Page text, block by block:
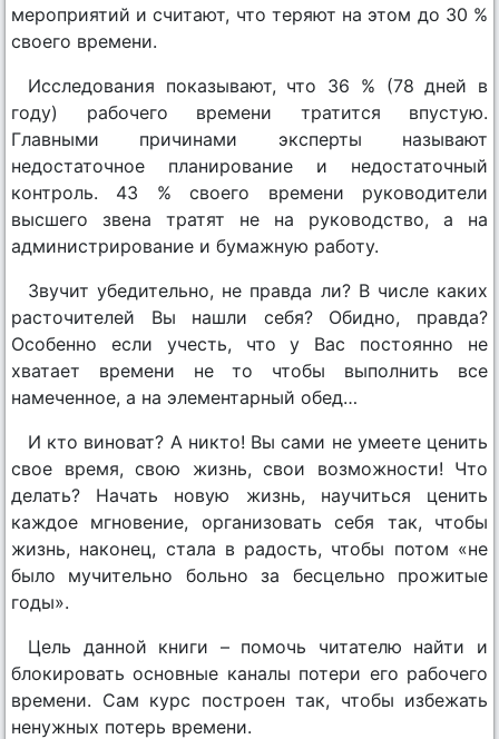
мероприятий и считают, что теряют на этом до 30 %
своего времени.
Исследования показывают, что 36 % (78 дней в
году) рабочего времени тратится впустую.
Главными причинами эксперты называют
недостаточное планирование и недостаточный
контроль. 43 % своего времени руководители
высшего звена тратят не на руководство, а на
администрирование и бумажную работу.
Звучит убедительно, не правда ли? В числе каких
расточителей Вы нашли себя? Обидно, правда?
Особенно если учесть, что у Вас постоянно не
хватает времени не то чтобы выполнить все
намеченное, а на элементарный обед…
И кто виноват? А никто! Вы сами не умеете ценить
свое время, свою жизнь, свои возможности! Что
делать? Начать новую жизнь, научиться ценить
каждое мгновение, организовать себя так, чтобы
жизнь, наконец, стала в радость, чтобы потом «не
было мучительно больно за бесцельно прожитые
годы».
Цель данной книги – помочь читателю найти и
блокировать основные каналы потери его рабочего
времени. Сам курс построен так, чтобы избежать
ненужных потерь времени.